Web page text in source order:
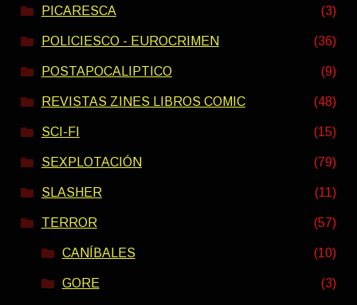
PICARESCA (3)
POLICIESCO - EUROCRIMEN (36)
POSTAPOCALIPTICO (9)
REVISTAS ZINES LIBROS COMIC (48)
SCI-FI (15)
SEXPLOTACIÓN (79)
SLASHER (11)
TERROR (57)
CANÍBALES (10)
GORE (3)